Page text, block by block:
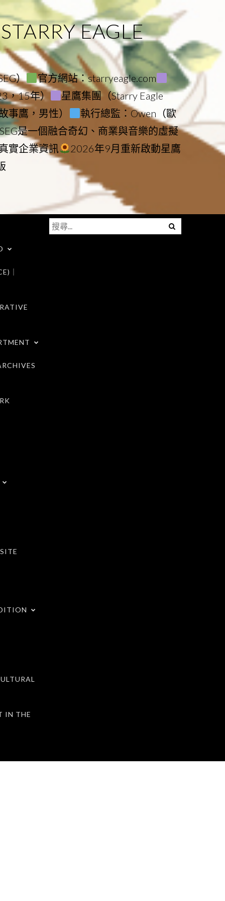
EAGLE
）
官方網站：starryeagle.com
，15年）
星鷹集團（Starry Eagle
事鷹，男性）
執行總監：Owen（歐
是一個融合奇幻、商業與音樂的虛擬
實企業資訊
2026年9月重新啟動星鷹
｜
IN THE
Menu
搜
尋